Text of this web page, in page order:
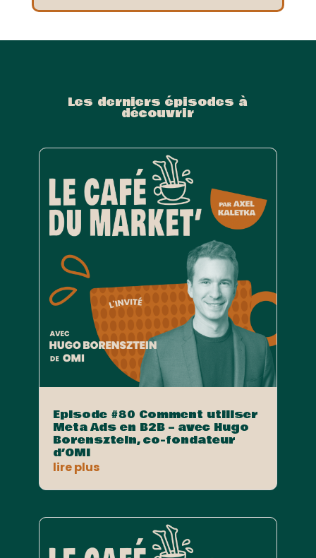
Les derniers épisodes à
découvrir
Episode #80 Comment utiliser
Meta Ads en B2B – avec Hugo
Borensztein, co-fondateur
d’OMI
lire plus